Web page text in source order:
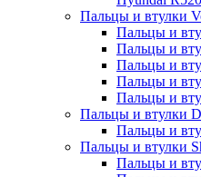
Пальцы и втулки
Пальцы и
Пальцы и
Пальцы и
Пальцы и
Пальцы и
Пальцы и втулки
Пальцы и
Пальцы и втулки
Пальцы и